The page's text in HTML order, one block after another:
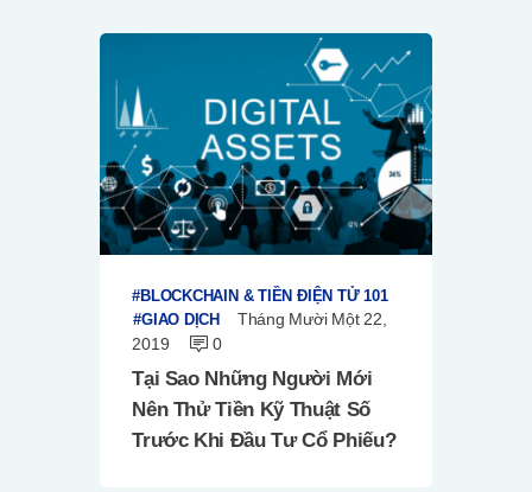
BLOCKCHAIN & TIỀN ĐIỆN TỬ 101
GIAO DỊCH
Tháng Mười Một 22,
2019
0
Tại Sao Những Người Mới
Nên Thử Tiền Kỹ Thuật Số
Trước Khi Đầu Tư Cổ Phiếu?